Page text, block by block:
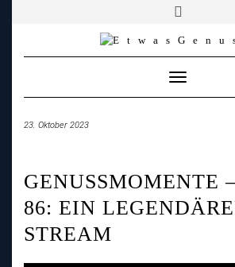
Toggle
Navigation
23. Oktober 2023
GENUSSMOMENTE
86: EIN
STREAM